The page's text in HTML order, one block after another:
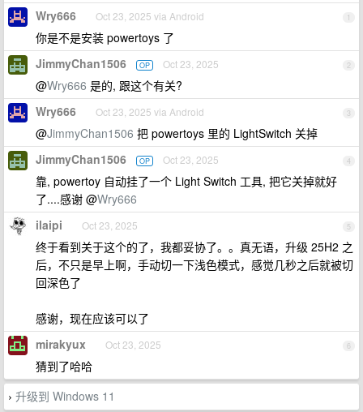
1
Wry666 Oct 23, 2025 via Android
你是不是安装 powertoys 了
2
JimmyChan1506 OP Oct 23, 2025
@Wry666 是的, 跟这个有关?
3
Wry666 Oct 23, 2025 via Android
@JimmyChan1506 把 powertoys 里的 LightSwitch 关掉
4
JimmyChan1506 OP Oct 23, 2025
靠, powertoy 自动挂了一个 Light Switch 工具, 把它关掉就好
了....感谢 @Wry666
5
ilaipi Oct 23, 2025
终于看到关于这个的了，我都妥协了。。真无语，升级 25H2 之
后，不只是早上啊，手动切一下浅色模式，感觉几秒之后就被切
回深色了
感谢，现在应该可以了
6
mirakyux Oct 23, 2025
猜到了哈哈
› 升级到 Windows 11